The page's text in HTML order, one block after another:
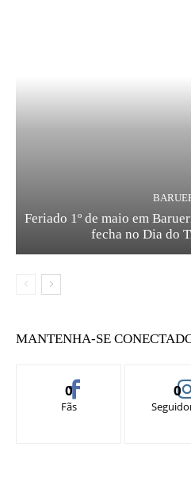
Feriado 1º de maio em
fecha no Dia do
MANTENHA-SE
0
Fãs
0